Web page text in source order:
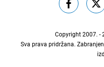
Copyright 2007. -
Sva prava pridržana.